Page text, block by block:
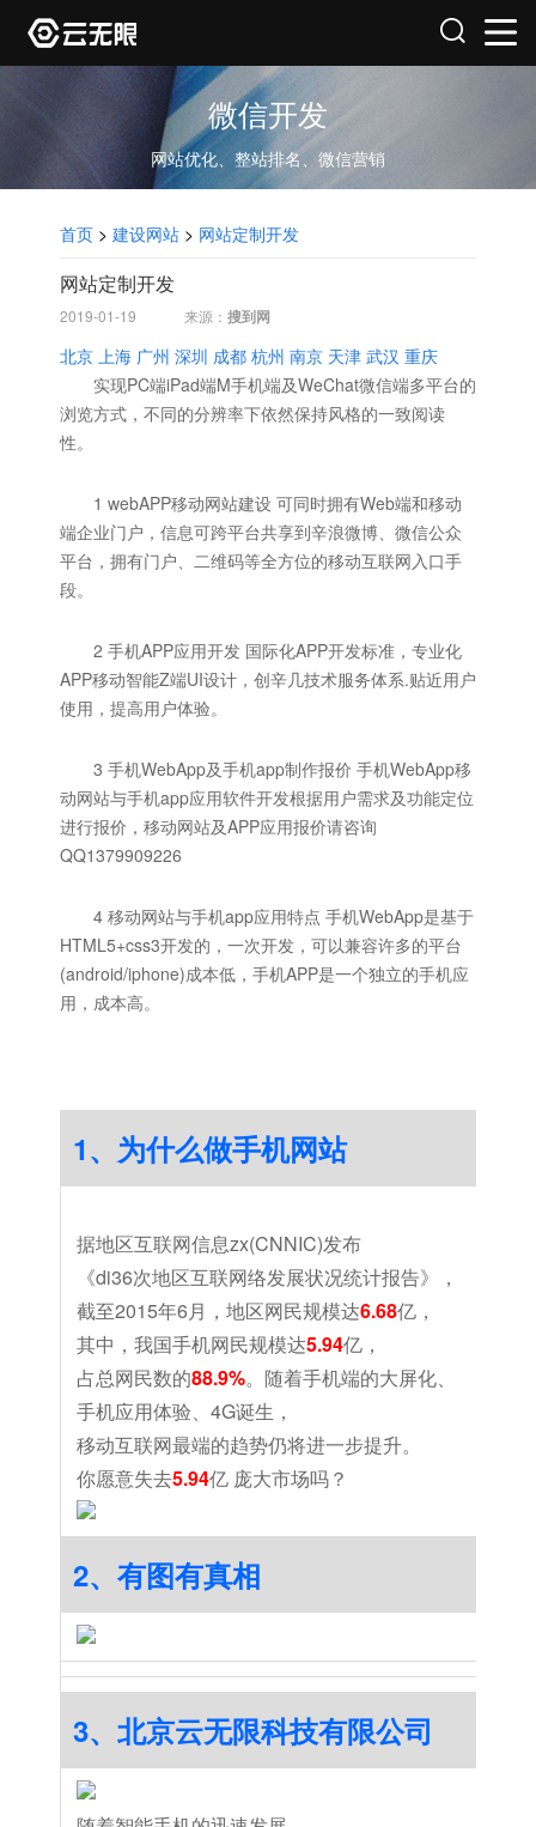
微信开发
网站优化、整站排名、微信营销
首页 > 建设网站 > 网站定制开发
网站定制开发
2019-01-19 来源： 搜到网
北京 上海 广州 深圳 成都 杭州 南京 天津 武汉 重庆
实现PC端iPad端M手机端及WeChat微信端多平台的
浏览方式，不同的分辨率下依然保持风格的一致阅读
性。
1 webAPP移动网站建设 可同时拥有Web端和移动
端企业门户，信息可跨平台共享到辛浪微博、微信公众
平台，拥有门户、二维码等全方位的移动互联网入口手
段。
2 手机APP应用开发 国际化APP开发标准，专业化
APP移动智能Z端UI设计，创辛几技术服务体系.贴近用户
使用，提高用户体验。
3 手机WebApp及手机app制作报价 手机WebApp移
动网站与手机app应用软件开发根据用户需求及功能定位
进行报价，移动网站及APP应用报价请咨询
QQ1379909226
4 移动网站与手机app应用特点 手机WebApp是基于
HTML5+css3开发的，一次开发，可以兼容许多的平台
(android/iphone)成本低，手机APP是一个独立的手机应
用，成本高。
1、为什么做手机网站
据地区互联网信息zx(CNNIC)发布
《di36次地区互联网络发展状况统计报告》，
截至2015年6月，地区网民规模达6.68亿，
其中，我国手机网民规模达5.94亿，
占总网民数的88.9%。随着手机端的大屏化、
手机应用体验、4G诞生，
移动互联网最端的趋势仍将进一步提升。
你愿意失去5.94亿 庞大市场吗？
2、有图有真相
3、北京云无限科技有限公司